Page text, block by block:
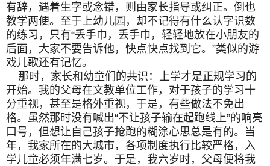
有辞，遇着生字或念错，则由家长指导或纠正。倒也
教学两便。至于上幼儿园，却不记得有什么认字识数
的练习，只有“丢手巾，丢手巾，轻轻地放在小朋友的
后面，大家不要告诉他，快点快点找到它。”类似的游
戏儿歌还有记忆。
那时，家长和幼童们的共识：上学才是正规学习的
开始。我的父母在文教单位工作，对于孩子的学习十
分重视，甚至是格外重视，于是，有些做法不免出
格。虽然那时没有喊出“不让孩子输在起跑线上”的响亮
口号，但想让自己孩子抢跑的糊涂心思总是有的。当
年，我家所在的大城市，各项制度执行比较严格，入
学儿童必须年满七岁。于是，我六岁时，父母便将我